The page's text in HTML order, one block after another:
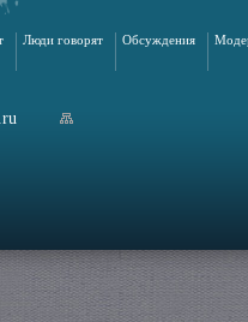
Люди говорят Обсуждения